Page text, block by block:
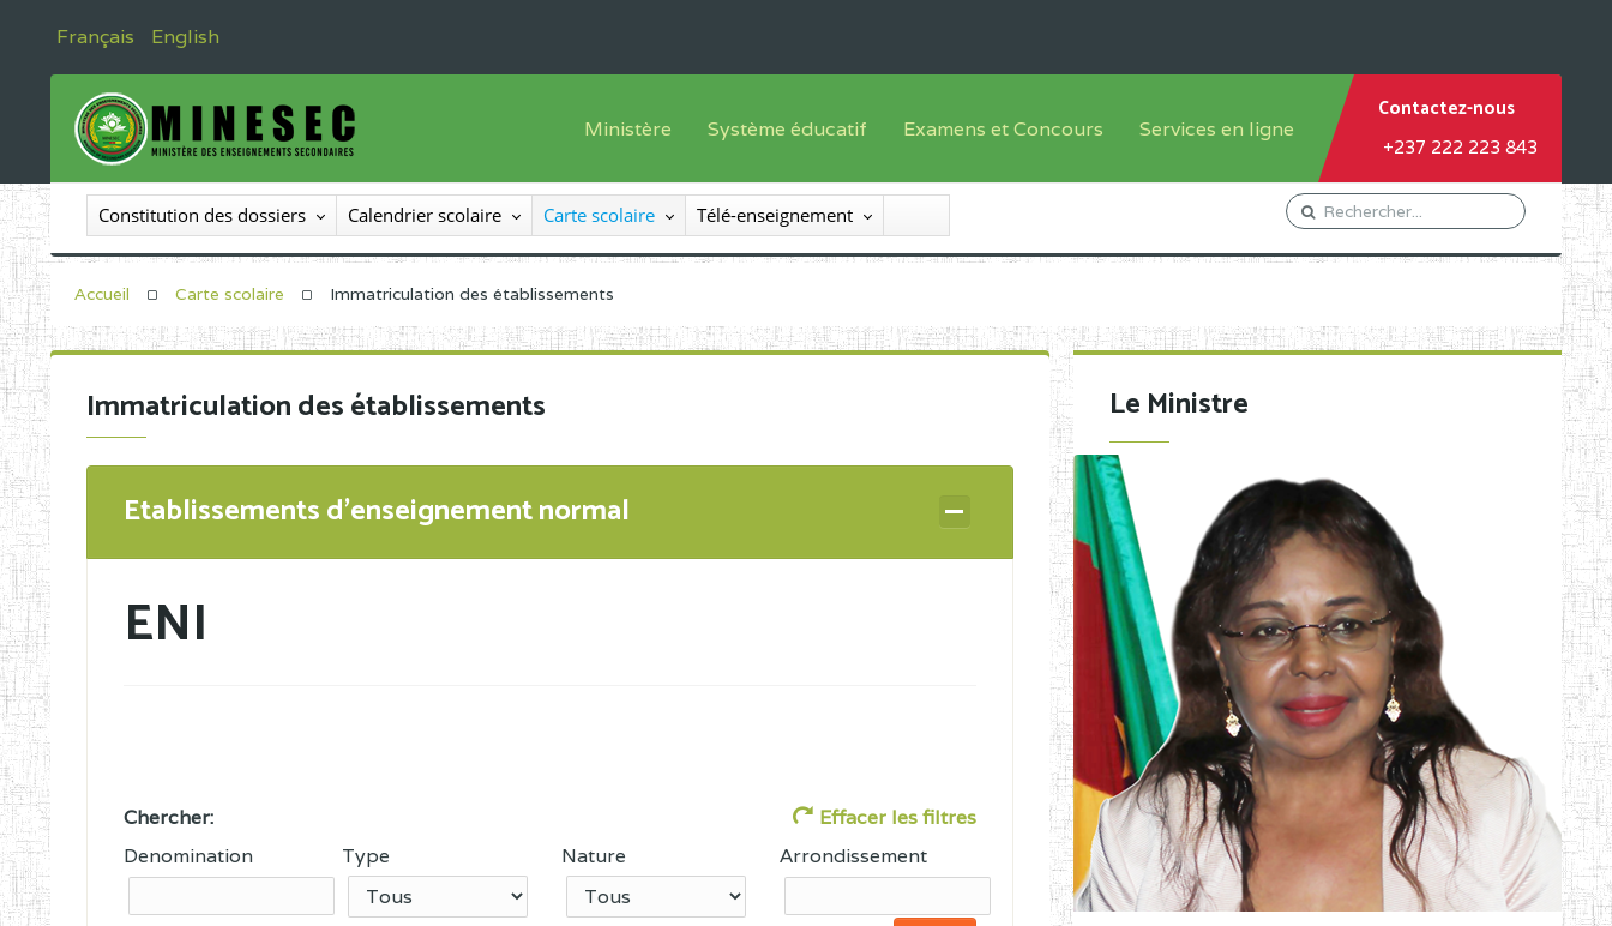
Français English
Ministère
Le Ministre
Le SEESEN
Inspection Générale des Enseignements
Organigramme
Système éducatif
Offre de formation
Sous système francophone
Progammes d'études
Examens et Concours
Inscriptions
Liste des candidats
Diplômes disponibles
Services en ligne
Orientation Conseil
Gestion du Personnel
Demande de subvention
Contactez-nous
+237 222 223 843
Constitution des dossiers Calendrier scolaire Carte scolaire Télé-enseignement
Accueil Carte scolaire Immatriculation des établissements
Immatriculation des établissements
Etablissements d'enseignement normal
ENI
Chercher:
Effacer les filtres
Denomination
Type Nature Arrondissement
Le Ministre